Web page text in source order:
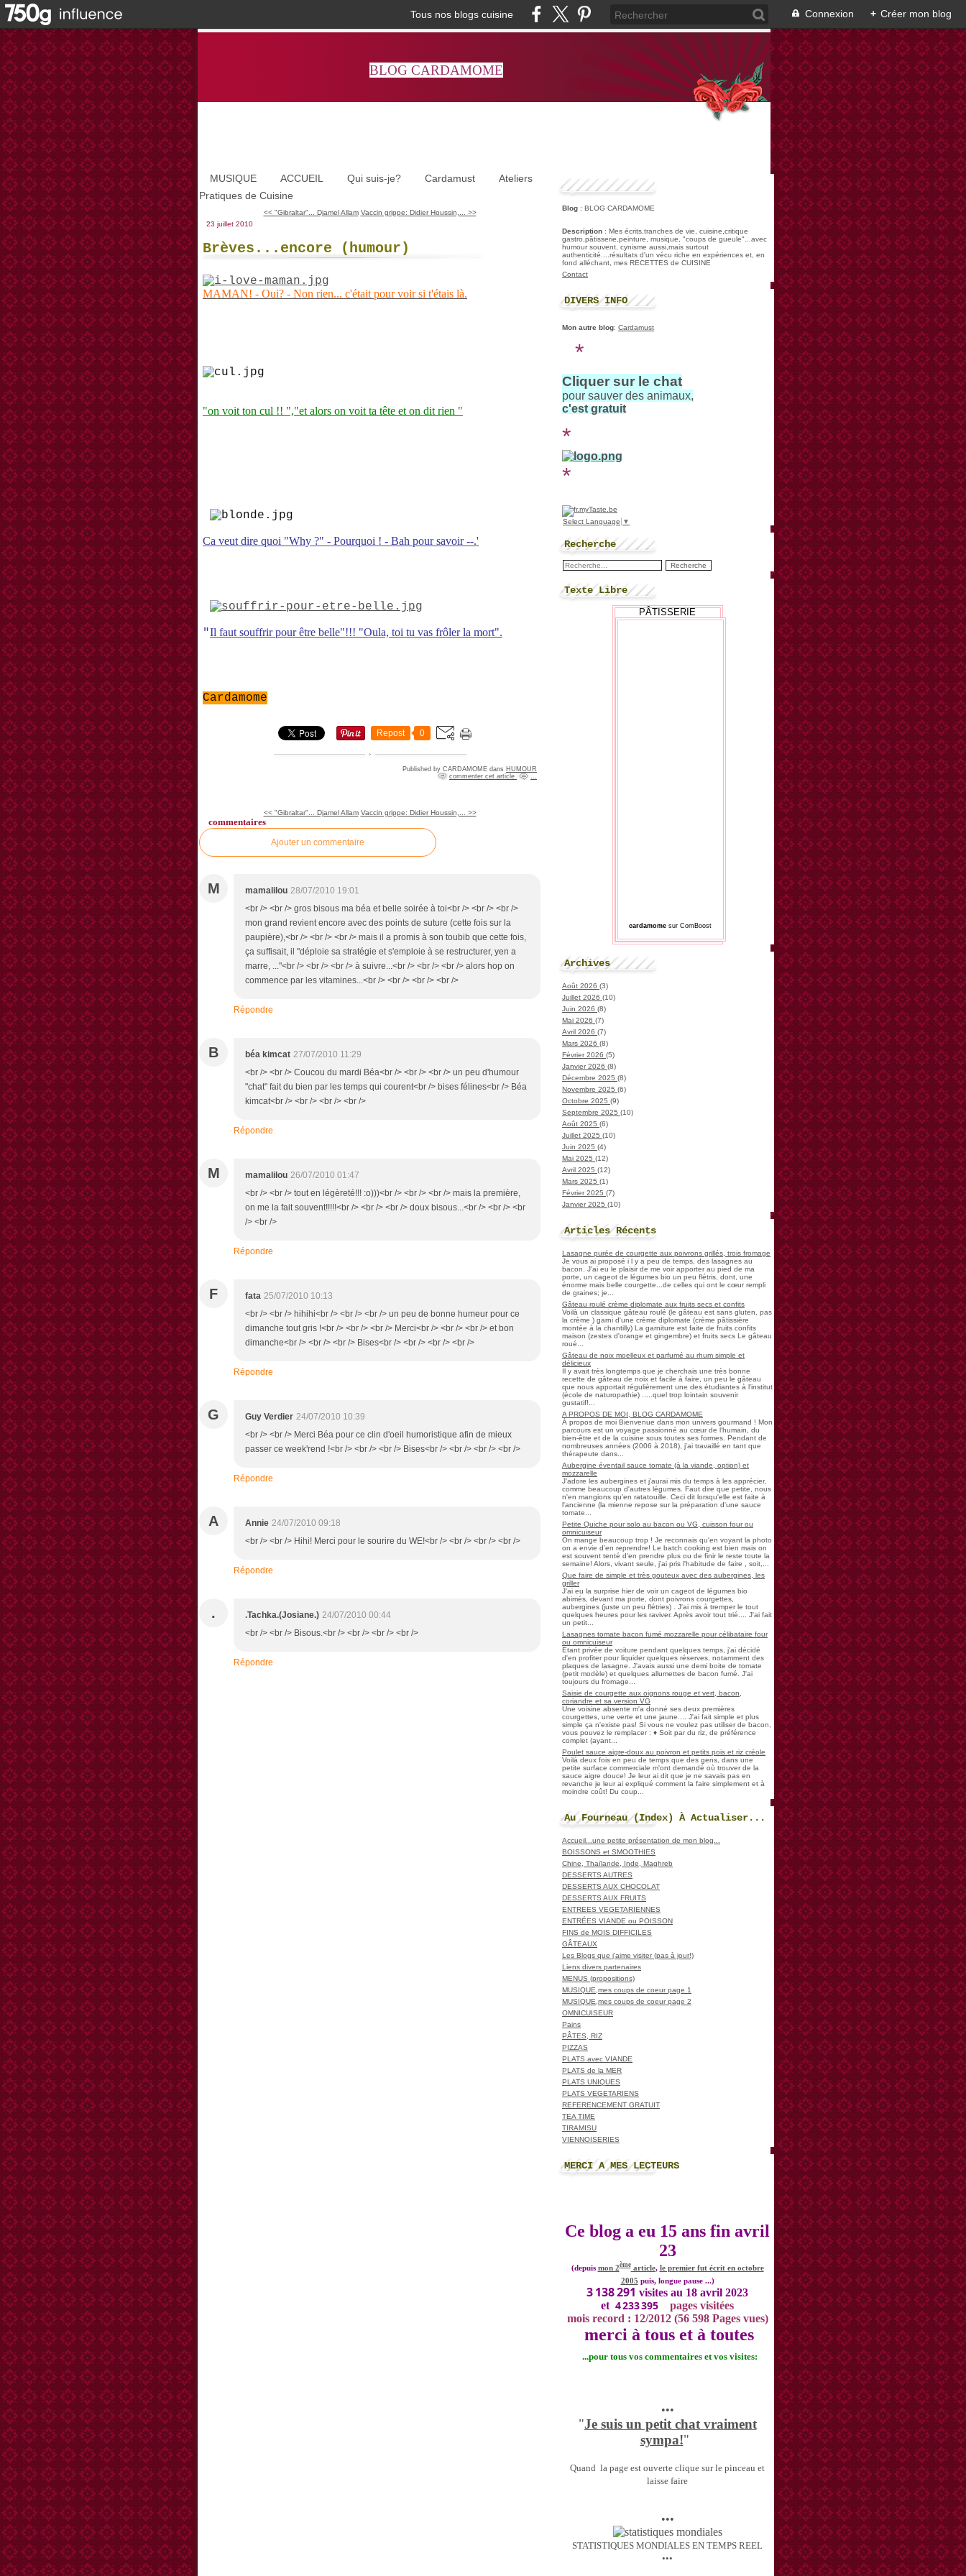
Tous nos blogs cuisine Connexion + Créer mon blog
BLOG CARDAMOME
MUSIQUE ACCUEIL Qui suis-je? Cardamust
Ateliers
Pratiques de Cuisine
<< "Gibraltar"... Djamel Allam Vaccin grippe: Didier Houssin,... >>
23 juillet 2010
Brèves...encore (humour)
MAMAN! - Oui? - Non rien... c'était pour voir si t'étais là.
"on voit ton cul !! ","et alors on voit ta tête et on dit rien "
Ca veut dire quoi "Why ?" - Pourquoi ! - Bah pour savoir --.'
"Il faut souffrir pour être belle"!!! "Oula, toi tu vas frôler la mort".
Cardamome
Repost 0
Published by CARDAMOME dans HUMOUR
commenter cet article
…
<< "Gibraltar"... Djamel Allam Vaccin grippe: Didier Houssin,... >>
commentaires
Ajouter un commentaire
M mamalilou 28/07/2010 19:01
<br /> <br /> gros bisous ma béa et belle soirée à toi<br /> <br /> <br />
mon grand revient encore avec des points de suture (cette fois sur la
paupière),<br /> <br /> <br /> mais il a promis à son toubib que cette fois,
ça suffisait, il "déploie sa stratégie et s'emploie à se restructurer, yen a
marre, ..."<br /> <br /> <br /> à suivre...<br /> <br /> <br /> alors hop on
commence par les vitamines...<br /> <br /> <br /> <br />
Répondre
B béa kimcat 27/07/2010 11:29
<br /> <br /> Coucou du mardi Béa<br /> <br /> <br /> un peu d'humour
"chat" fait du bien par les temps qui courent<br /> bises félines<br /> Béa
kimcat<br /> <br /> <br /> <br />
Répondre
M mamalilou 26/07/2010 01:47
<br /> <br /> tout en légèreté!!! :o)))<br /> <br /> <br /> mais la première,
on me la fait souvent!!!!!<br /> <br /> <br /> doux bisous...<br /> <br /> <br
/> <br />
Répondre
F fata 25/07/2010 10:13
<br /> <br /> hihihi<br /> <br /> <br /> un peu de bonne humeur pour ce
dimanche tout gris !<br /> <br /> <br /> Merci<br /> <br /> <br /> et bon
dimanche<br /> <br /> <br /> Bises<br /> <br /> <br /> <br />
Répondre
G Guy Verdier 24/07/2010 10:39
<br /> <br /> Merci Béa pour ce clin d'oeil humoristique afin de mieux
passer ce week'rend !<br /> <br /> <br /> Bises<br /> <br /> <br /> <br />
Répondre
A Annie 24/07/2010 09:18
<br /> <br /> Hihi! Merci pour le sourire du WE!<br /> <br /> <br /> <br />
Répondre
. .Tachka.(Josiane.) 24/07/2010 00:44
<br /> <br /> Bisous.<br /> <br /> <br /> <br />
Répondre
Blog : BLOG CARDAMOME
Description : Mes écrits,tranches de vie, cuisine,critique
gastro,pâtisserie,peinture, musique, "coups de gueule"...avec
humour souvent, cynisme aussi,mais surtout
authenticité....résultats d'un vécu riche en expériences et, en
fond alléchant, mes RECETTES de CUISINE
Contact
DIVERS INFO
Mon autre blog: Cardamust
*
Cliquer sur le chat
pour sauver des animaux,
c'est gratuit
*
*
Select Language ▼
Recherche
Texte Libre
PÂTISSERIE
cardamome sur ComBoost
Archives
Août 2026 (3)
Juillet 2026 (10)
Juin 2026 (8)
Mai 2026 (7)
Avril 2026 (7)
Mars 2026 (8)
Février 2026 (5)
Janvier 2026 (8)
Décembre 2025 (8)
Novembre 2025 (6)
Octobre 2025 (9)
Septembre 2025 (10)
Août 2025 (6)
Juillet 2025 (10)
Juin 2025 (4)
Mai 2025 (12)
Avril 2025 (12)
Mars 2025 (1)
Février 2025 (7)
Janvier 2025 (10)
Articles Récents
Lasagne purée de courgette aux poivrons grillés, trois fromage
Je vous ai proposé i l y a peu de temps, des lasagnes au
bacon. J'ai eu le plaisir de me voir apporter au pied de ma
porte, un cageot de légumes bio un peu flétris, dont, une
énorme mais belle courgette...de celles qui ont le cœur rempli
de graines; je...
Gâteau roulé crème diplomate aux fruits secs et confits
Voilà un classique gâteau roulé (le gâteau est sans gluten, pas
la crème ) garni d'une crème diplomate (crème pâtissière
montée à la chantilly) La garniture est faite de fruits confits
maison (zestes d'orange et gingembre) et fruits secs Le gâteau
roué...
Gâteau de noix moelleux et parfumé au rhum simple et
délicieux
Il y avait très longtemps que je cherchais une très bonne
recette de gâteau de noix et facile à faire, un peu le gâteau
que nous apportait régulièrement une des étudiantes à l'institut
(école de naturopathie) .....quel trop lointain souvenir
gustatif!...
A PROPOS DE MOI, BLOG CARDAMOME
À propos de moi Bienvenue dans mon univers gourmand ! Mon
parcours est un voyage passionné au cœur de l'humain, du
bien-être et de la cuisine sous toutes ses formes. Pendant de
nombreuses années (2006 à 2018), j'ai travaillé en tant que
thérapeute dans...
Aubergine éventail sauce tomate (à la viande, option) et
mozzarelle
J'adore les aubergines et j'aurai mis du temps à les apprécier,
comme beaucoup d'autres légumes. Faut dire que petite, nous
n'en mangions qu'en ratatouille. Ceci dit lorsqu'elle est faite à
l'ancienne (la mienne repose sur la préparation d'une sauce
tomate...
Petite Quiche pour solo au bacon ou VG, cuisson four ou
omnicuiseur
On mange beaucoup trop ! Je reconnais qu'en voyant la photo
on a envie d'en reprendre! Le batch cooking est bien mais on
est souvent tenté d'en prendre plus ou de finir le reste toute la
semaine! Alors, vivant seule, j'ai pris l'habitude de faire , soit,...
Que faire de simple et très gouteux avec des aubergines, les
griller
J'ai eu la surprise hier de voir un cageot de légumes bio
abimés, devant ma porte, dont poivrons courgettes,
aubergines (juste un peu flétries) . J'ai mis à tremper le tout
quelques heures pour les raviver. Après avoir tout trié.... J'ai fait
un petit...
Lasagnes tomate bacon fumé mozzarelle pour célibataire four
ou omnicuiseur
Etant privée de voiture pendant quelques temps, j'ai décidé
d'en profiter pour liquider quelques réserves, notamment des
plaques de lasagne. J'avais aussi une demi boite de tomate
(petit modèle) et quelques allumettes de bacon fumé. J'ai
toujours du fromage...
Saisie de courgette aux oignons rouge et vert, bacon,
coriandre et sa version VG
Une voisine absente m'a donné ses deux premières
courgettes, une verte et une jaune.... J'ai fait simple et plus
simple ça n'existe pas! Si vous ne voulez pas utiliser de bacon,
vous pouvez le remplacer : ♦ Soit par du riz, de préférence
complet (ayant...
Poulet sauce aigre-doux au poivron et petits pois et riz créole
Voilà deux fois en peu de temps que des gens, dans une
petite surface commerciale m'ont demandé où trouver de la
sauce aigre douce! Je leur ai dit que je ne savais pas en
revanche je leur ai expliqué comment la faire simplement et à
moindre coût! Du coup...
Au Fourneau (Index) À Actualiser...
Accueil...une petite présentation de mon blog...
BOISSONS et SMOOTHIES
Chine, Thaïlande, Inde, Maghreb
DESSERTS AUTRES
DESSERTS AUX CHOCOLAT
DESSERTS AUX FRUITS
ENTREES VEGETARIENNES
ENTRÉES VIANDE ou POISSON
FINS de MOIS DIFFICILES
GÂTEAUX
Les Blogs que j'aime visiter (pas à jour!)
Liens divers partenaires
MENUS (propositions)
MUSIQUE,mes coups de coeur page 1
MUSIQUE,mes coups de coeur page 2
OMNICUISEUR
Pains
PÂTES, RIZ
PIZZAS
PLATS avec VIANDE
PLATS de la MER
PLATS UNIQUES
PLATS VEGETARIENS
REFERENCEMENT GRATUIT
TEA TIME
TIRAMISU
VIENNOISERIES
MERCI A MES LECTEURS
Ce blog a eu 15 ans fin avril
23
(depuis mon 2èmearticle, le premier fut écrit en octobre
2005 puis, longue pause ...)
3 138 291 visites au 18 avril 2023
et 4 233 395
pages visitées
mois record : 12/2012 (56 598 Pages vues)
merci à tous et à toutes
...pour tous vos commentaires et vos visites:
•••
"Je suis un petit chat vraiment
sympa!"
Quand la page est ouverte clique sur le pinceau et
laisse faire
•••
STATISTIQUES MONDIALES EN TEMPS REEL
•••